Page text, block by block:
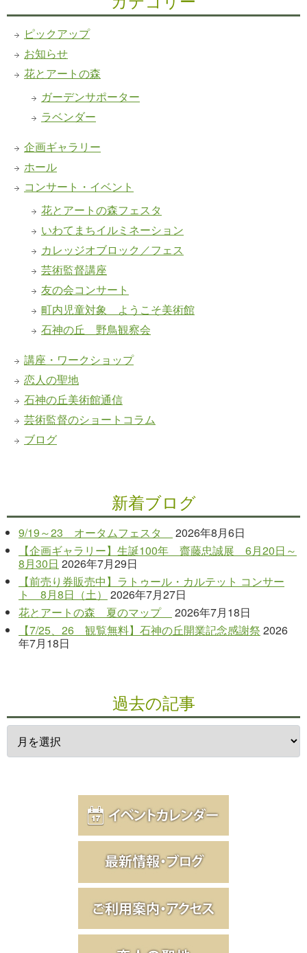
ピックアップ
お知らせ
花とアートの森
ガーデンサポーター
ラベンダー
企画ギャラリー
ホール
コンサート・イベント
花とアートの森フェスタ
いわてまちイルミネーション
カレッジオブロック／フェス
芸術監督講座
友の会コンサート
町内児童対象 ようこそ美術館
石神の丘 野鳥観察会
講座・ワークショップ
恋人の聖地
石神の丘美術館通信
芸術監督のショートコラム
ブログ
新着ブログ
9/19～23 オータムフェスタ
2026年8月6日
【企画ギャラリー】生誕100年 齋藤忠誠展 6月20日～
8月30日 2026年7月29日
【前売り券販売中】ラトゥール・カルテット コンサー
ト 8月8日（土）
2026年7月27日
花とアートの森 夏のマップ
2026年7月18日
【7/25、26 観覧無料】石神の丘開業記念感謝祭 2026
年7月18日
過去の記事